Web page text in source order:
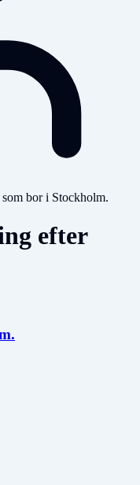
bor i Stockholm.
efter